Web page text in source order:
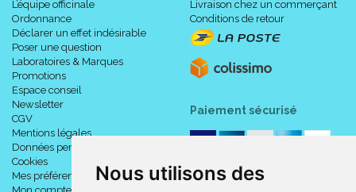
Nous utilisons des
L’équipe officinale
Ordonnance
Déclarer un effet indésirable
Poser une question
Laboratoires & Marques
Promotions
Espace conseil
Newsletter
CGV
Mentions légales
Données personnelles
Cookies
Mes préférences Cookies
Livraison chez un commerçant
Conditions de retour
Paiement sécurisé